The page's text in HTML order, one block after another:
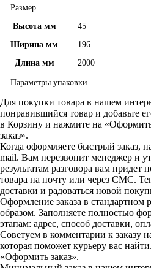
Размер
Высота мм
45
Ширина мм
196
Длина мм
2000
Параметры упаковки
Для покупки товара в нашем
понравившийся товар и добавьте
в Корзину и нажмите на
заказ».
Когда оформляете быстрый
mail. Вам перезвонит менеджер и
результатам разговора вам
товара на почту или через СМС.
доставки и радоваться новой
Оформление заказа в
образом. Заполняете полностью
этапам: адрес, способ доставки,
Советуем в комментарии к заказу
которая поможет курьеру вас
«Оформить заказ».